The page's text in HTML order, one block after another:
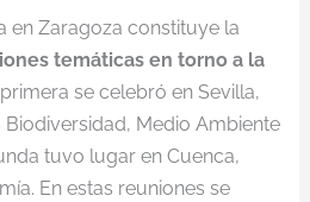
en Zaragoza constituye la
temáticas en torno a la
se celebró en Sevilla,
Medio Ambiente
tuvo lugar en Cuenca,
En estas reuniones se